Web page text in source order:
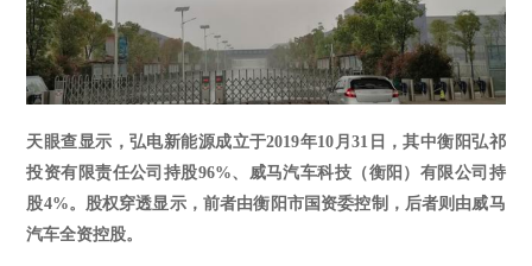
天眼查显示，弘电新能源成立于2019年10月31日，其中衡阳弘祁
投资有限责任公司持股96%、威马汽车科技（衡阳）有限公司持
股4%。股权穿透显示， 前者由衡阳市国资委控制，后者则由威马
汽车全资控股。